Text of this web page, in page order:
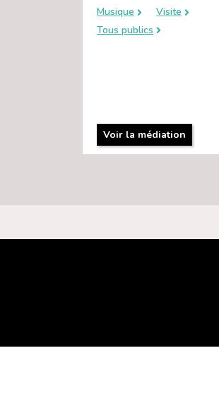
Musique
Visite
Tous publics
Voir la médiation